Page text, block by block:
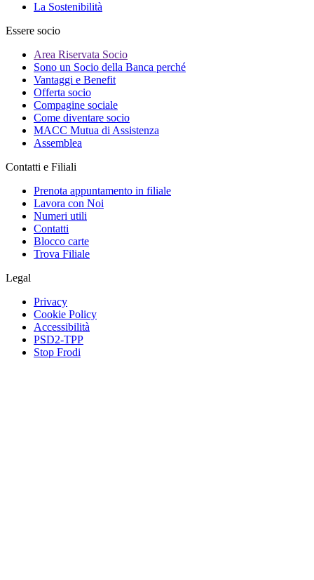
La Sostenibilità
Essere socio
Area Riservata Socio
Sono un Socio della Banca perché
Vantaggi e Benefit
Offerta socio
Compagine sociale
Come diventare socio
MACC Mutua di Assistenza
Assemblea
Contatti e Filiali
Prenota appuntamento in filiale
Lavora con Noi
Numeri utili
Contatti
Blocco carte
Trova Filiale
Legal
Privacy
Cookie Policy
Accessibilità
PSD2-TPP
Stop Frodi